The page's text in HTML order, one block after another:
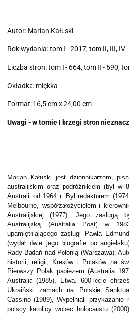
Autor: Marian Kałuski
Rok wydania: tom I - 2017, tom II, III, IV
Liczba stron: tom I - 664, tom II - 690,
Okładka: miękka
Format: 16,5 cm x 24,00 cm
Uwagi - w tomie I brzegi stron
Marian Kałuski jest dziennikarzem,
australijskim oraz podróżnikiem (był w
Australii od 1964 r. Był redaktorem
Melbourne, współzałożycielem i
Australijskiej (1977). Jego zasługą
Australijską (Australia Post) w
upamiętniającego zasługi Pawła
(wydał dwie jego biografie po
Rady Badań nad Polonią (Warszawa).
historii, religii, Kresów i Polaków na
Pierwszy Polak papieżem (Australia
Australia (1985), Litwa. 600-lecie
Ukraiński zamach na Polskie
Cassino (1989), Wypełniali przykazanie
polscy katolicy wobec holocaustu